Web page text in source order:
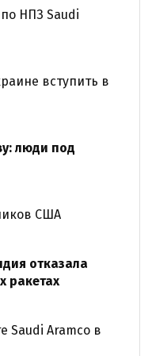
НПЗ Saudi
вступить в
люди под
США
отказала
ракетах
Saudi Aramco в